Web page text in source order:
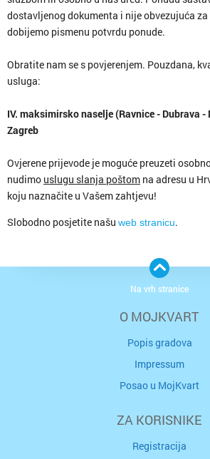
dostavljenog dokumenta i nije obvezujuća
dobijemo pismenu potvrdu ponude.
Obratite nam se s povjerenjem. Pouzdana,
usluga:
IV. maksimirsko naselje (Ravnice - Dubrava
Zagreb
Ovjerene prijevode je moguće preuzeti
nudimo uslugu slanja poštom na adresu u
koju naznačite u Vašem zahtjevu!
Slobodno posjetite našu web stranicu.
O MOJKVART
Popis gradova
Impressum
Posao u MojKvart
ZA KORISNIKE
Registracija
Na vrh stranice